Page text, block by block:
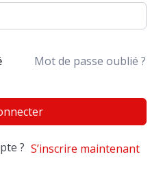
Mot de passe oublié ?
? S’inscrire maintenant